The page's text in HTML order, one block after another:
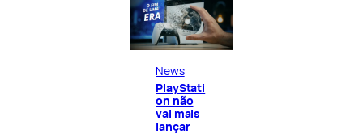
News
PlayStati
on não
vai mais
lançar